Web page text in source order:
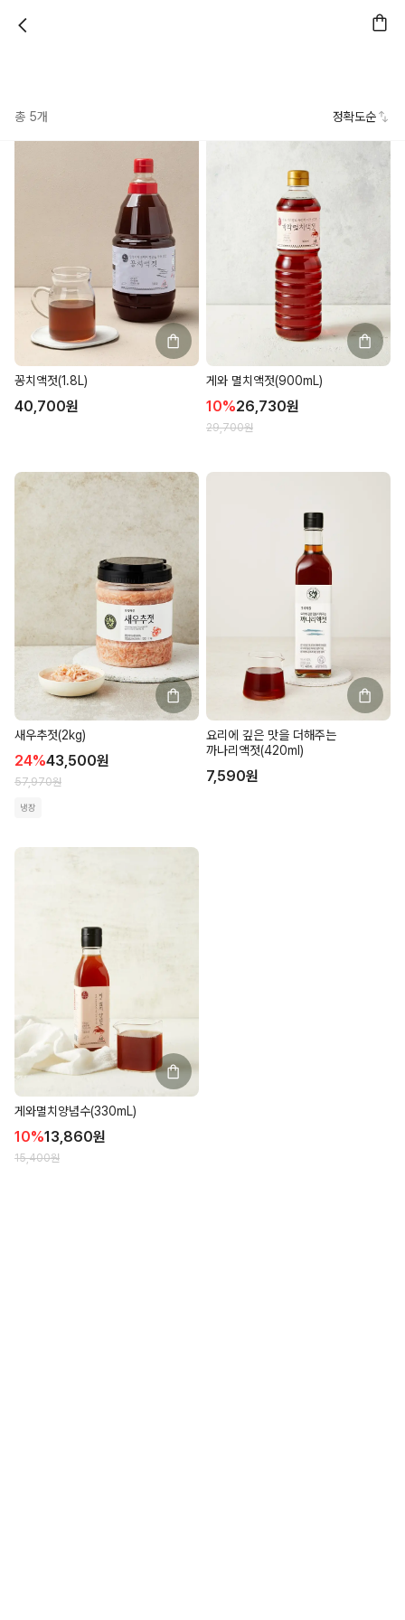
총 5개 정확도순
꽁치액젓(1.8L)
40,700원
게와 멸치액젓(900mL)
10%26,730원
29,700원
새우추젓(2kg)
24%43,500원
57,970원
냉장
요리에 깊은 맛을 더해주는
까나리액젓(420ml)
7,590원
게와멸치양념수(330mL)
10%13,860원
15,400원